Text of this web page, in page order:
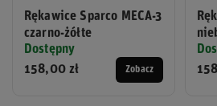
Rękawice Sparco MECA-3
czarno-żółte
Dostępny
158,00 zł
Zobacz